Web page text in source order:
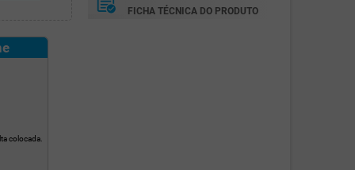
colocada.
FICHA TÉCNICA DO PRODUTO